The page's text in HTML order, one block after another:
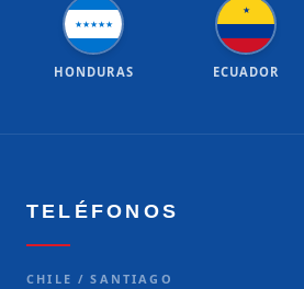
★★★★★
HONDURAS
★
ECUADOR
TELÉFONOS
CHILE / SANTIAGO